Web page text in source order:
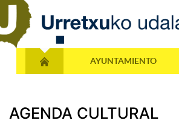
AYUNTAMIENTO
AGENDA CULTURAL